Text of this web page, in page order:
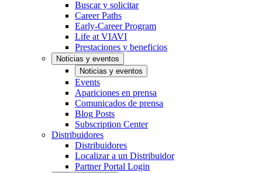
Buscar y solicitar
Career Paths
Early-Career Program
Life at VIAVI
Prestaciones y beneficios
Noticias y eventos
Noticias y eventos
Events
Apariciones en prensa
Comunicados de prensa
Blog Posts
Subscription Center
Distribuidores
Distribuidores
Localizar a un Distribuidor
Partner Portal Login